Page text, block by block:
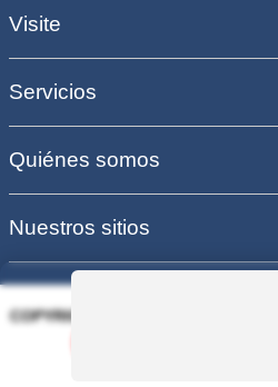
Visite
Servicios
Quiénes somos
Nuestros sitios
COPYRIGHT 2006 - 2025 -